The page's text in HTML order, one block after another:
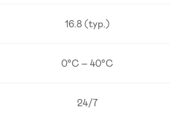
16.8 (typ.)
0°C – 40°C
24/7